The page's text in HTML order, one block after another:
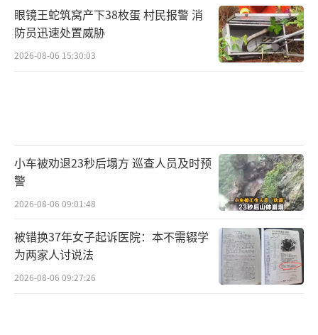
眼镜王蛇筑窝产下38枚蛋 村民报警 消
防员迅速处置威胁
2026-08-06 15:30:03
小车被劝退23秒后塌方 巡查人员及时预
警
2026-08-06 09:01:48
被错换37年女子起诉医院：本不需辍学
为两家人讨说法
2026-08-06 09:27:26